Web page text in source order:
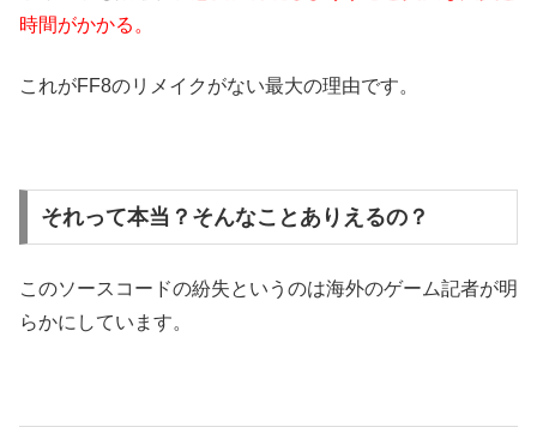
時間がかかる。
これがFF8のリメイクがない最大の理由です。
それって本当？そんなことありえるの？
このソースコードの紛失というのは海外のゲーム記者が明
らかにしています。